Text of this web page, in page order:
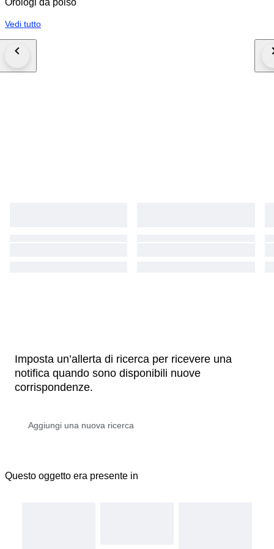
Orologi da polso
Vedi tutto
Imposta un’allerta di ricerca per ricevere una
notifica quando sono disponibili nuove
corrispondenze.
Questo oggetto era presente in